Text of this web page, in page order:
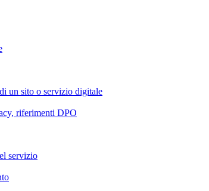
un sito o servizio digitale
riferimenti DPO
servizio